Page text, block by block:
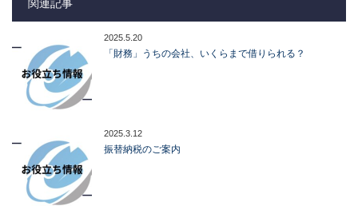
関連記事
2025.5.20
「財務」うちの会社、いくらまで借りられる？
2025.3.12
振替納税のご案内